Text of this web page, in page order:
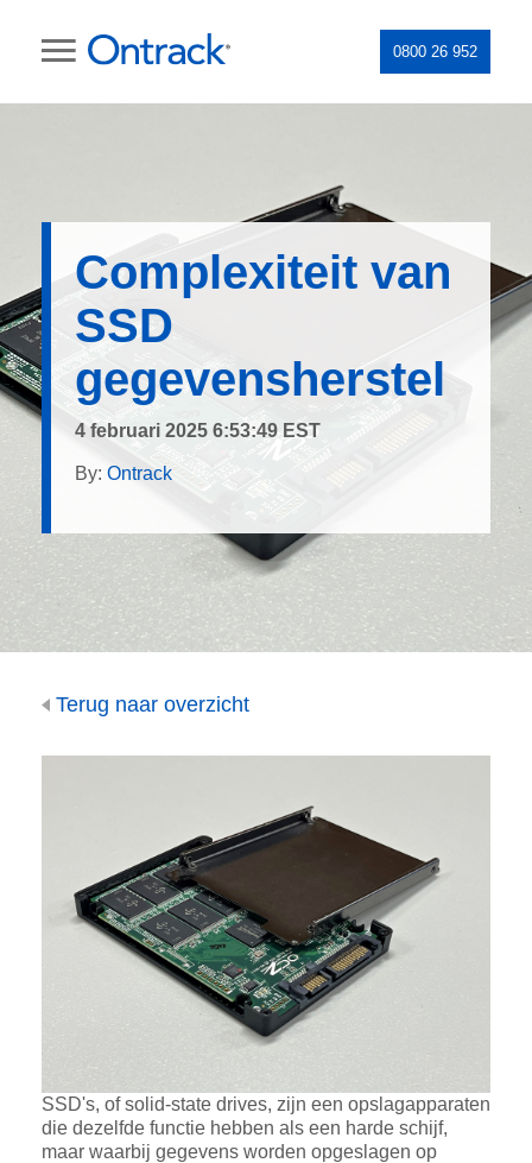
0800 26 952
Complexiteit van
SSD
gegevensherstel
4 februari 2025 6:53:49 EST
By: Ontrack
Terug naar overzicht
SSD's, of solid-state drives, zijn een opslagapparaten
die dezelfde functie hebben als een harde schijf,
maar waarbij gegevens worden opgeslagen op